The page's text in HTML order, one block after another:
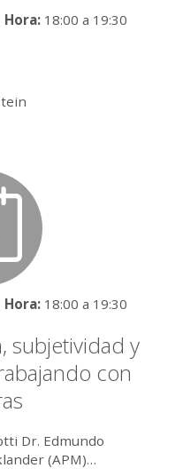
Hora: 18:00 a 19:30
Hora: 18:00 a 19:30
subjetividad y
con